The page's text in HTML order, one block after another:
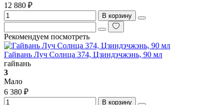
12 880 ₽
В корзину
Рекомендуем посмотреть
Гайвань Луч Солнца 374, Цзиндэчжэнь, 90 мл
гайвань
3
Мало
6 380 ₽
В корзину